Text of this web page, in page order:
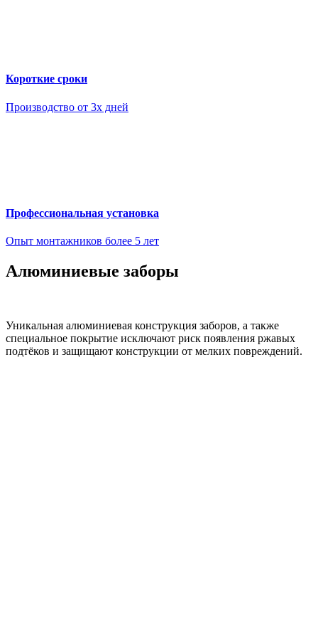
Короткие сроки
Производство от 3х дней
Профессиональная установка
Опыт монтажников более 5 лет
Алюминиевые заборы
Уникальная алюминиевая конструкция заборов, а также
специальное покрытие исключают риск появления ржавых
подтёков и защищают конструкции от мелких повреждений.